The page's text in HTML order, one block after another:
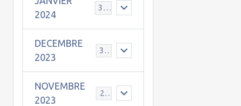
2024
30
DECEMBRE
2023
31
NOVEMBRE
2023
24